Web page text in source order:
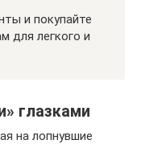
и покупайте
для легкого и
глазками
на лопнувшие